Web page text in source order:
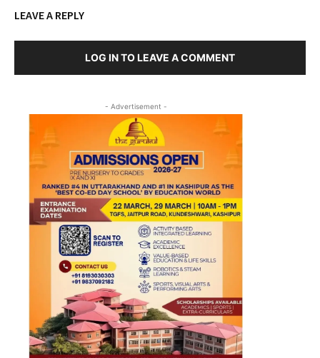
LEAVE A REPLY
LOG IN TO LEAVE A COMMENT
- Advertisement -